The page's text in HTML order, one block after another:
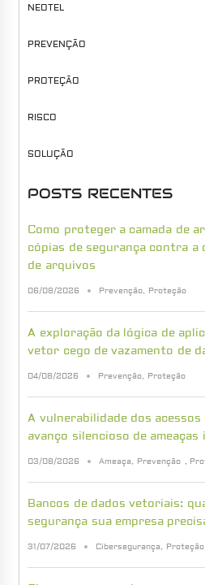
NEOTEL
PREVENÇÃO
PROTEÇÃO
RISCO
SOLUÇÃO
POSTS RECENTES
Como proteger a camada de
cópias de segurança contra
de arquivos
06/08/2026 Prevenção Proteção
A exploração da lógica de
vetor cego de vazamento de
04/08/2026 Prevenção Proteção
A vulnerabilidade dos
avanço silencioso de ameaças
03/08/2026 Ameaça Prevenção
Bancos de dados vetoriais:
segurança sua empresa
31/07/2026 Cibersegurança Proteção